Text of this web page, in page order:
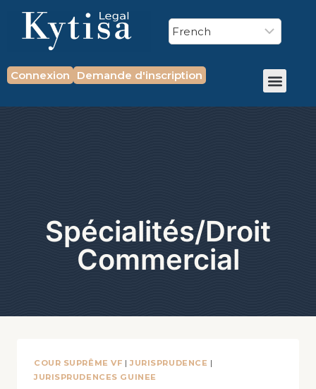
Connexion Demande d'inscription
Spécialités/Droit
Commercial
COUR SUPRÊME VF |JURISPRUDENCE |
JURISPRUDENCES GUINEE